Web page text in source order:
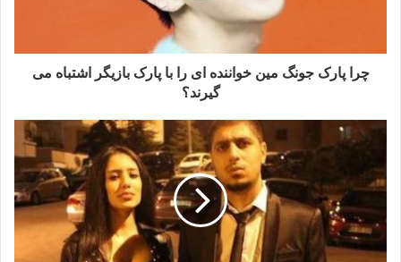
چرا پارک جونگ مین خواننده ای را با پارک بازیگر اشتباه می
گیرند؟